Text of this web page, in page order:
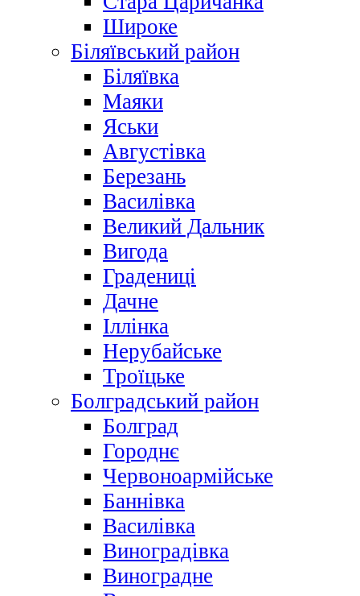
Широке
Біляївський район
Біляївка
Маяки
Яськи
Августівка
Березань
Василівка
Великий Дальник
Вигода
Градениці
Дачне
Іллінка
Нерубайське
Троїцьке
Болградський район
Болград
Городнє
Червоноармійське
Баннівка
Василівка
Виноградівка
Виноградне